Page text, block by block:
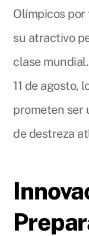
Olímpicos
su atractivo
clase
11 de agosto,
prometen ser
de destreza